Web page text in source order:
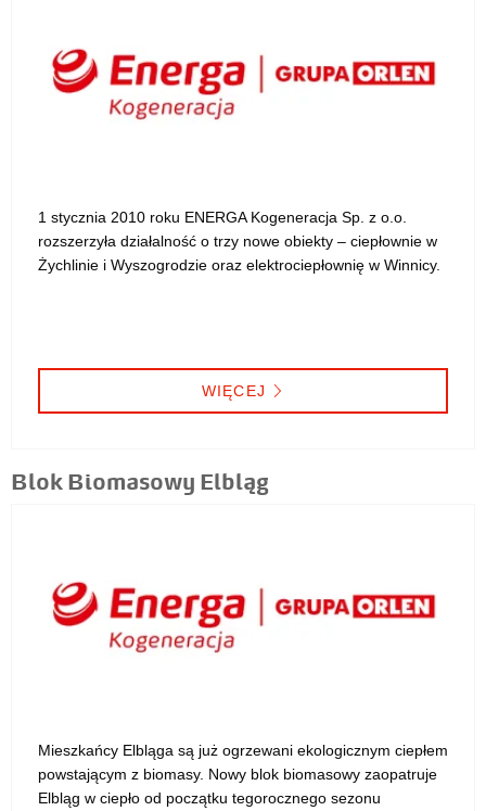
1 stycznia 2010 roku ENERGA Kogeneracja Sp. z o.o.
rozszerzyła działalność o trzy nowe obiekty – ciepłownie w
Żychlinie i Wyszogrodzie oraz elektrociepłownię w Winnicy.
WIĘCEJ
Blok Biomasowy Elbląg
Mieszkańcy Elbląga są już ogrzewani ekologicznym ciepłem
powstającym z biomasy. Nowy blok biomasowy zaopatruje
Elbląg w ciepło od początku tegorocznego sezonu